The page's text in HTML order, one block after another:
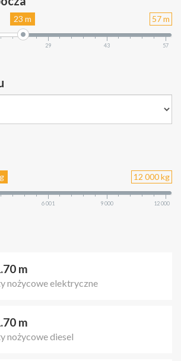
57 m
23 m
29 43 57
12 000 kg
6 001 9 000 12 000
m
nożycowe elektryczne
m
nożycowe diesel